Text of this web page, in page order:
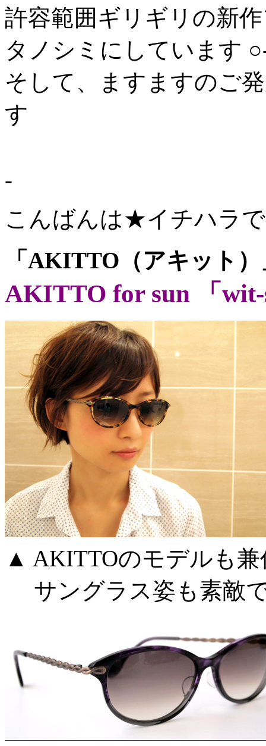
許容範囲ギリギリの新
タノシミにしています
そして、ますますのご
す
-
こんばんは★イチハラ
「AKITTO（アキット
AKITTO for sun 「
▲ AKITTOのモデルも
サングラス姿も素敵